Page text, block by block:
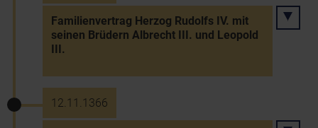
Familienvertrag Herzog Rudolfs IV. mit
seinen Brüdern Albrecht III. und Leopold
III.
12.11.1366